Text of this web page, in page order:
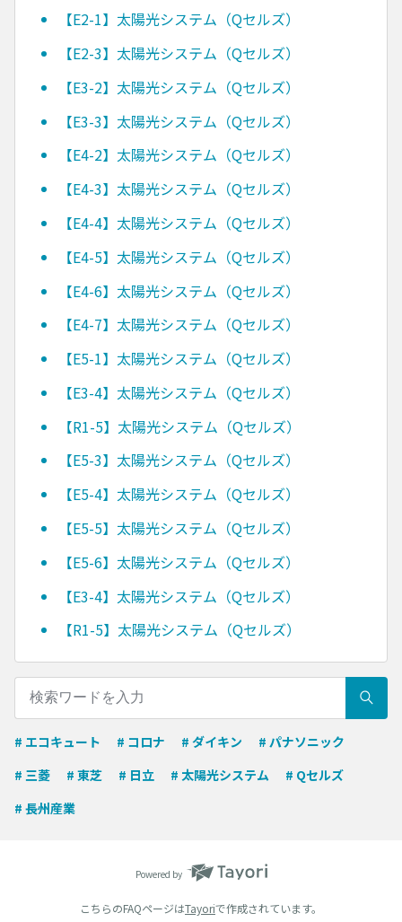
【E2-1】太陽光システム（Qセルズ）
【E2-3】太陽光システム（Qセルズ）
【E3-2】太陽光システム（Qセルズ）
【E3-3】太陽光システム（Qセルズ）
【E4-2】太陽光システム（Qセルズ）
【E4-3】太陽光システム（Qセルズ）
【E4-4】太陽光システム（Qセルズ）
【E4-5】太陽光システム（Qセルズ）
【E4-6】太陽光システム（Qセルズ）
【E4-7】太陽光システム（Qセルズ）
【E5-1】太陽光システム（Qセルズ）
【E3-4】太陽光システム（Qセルズ）
【R1-5】太陽光システム（Qセルズ）
【E5-3】太陽光システム（Qセルズ）
【E5-4】太陽光システム（Qセルズ）
【E5-5】太陽光システム（Qセルズ）
【E5-6】太陽光システム（Qセルズ）
【E3-4】太陽光システム（Qセルズ）
【R1-5】太陽光システム（Qセルズ）
# エコキュート # コロナ # ダイキン
# パナソニック
# 三菱
# 東芝 # 日立 # 太陽光システム
# Qセルズ
# 長州産業
Powered by
こちらのFAQページはTayoriで作成されています。